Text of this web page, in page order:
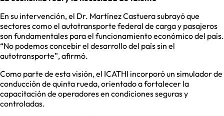
En su intervención, el Dr. Martínez Castuera subrayó que
sectores como el autotransporte federal de carga y pasajeros
son fundamentales para el funcionamiento económico del país.
“No podemos concebir el desarrollo del país sin el
autotransporte”, afirmó.
Como parte de esta visión, el ICATHI incorporó un simulador de
conducción de quinta rueda, orientado a fortalecer la
capacitación de operadores en condiciones seguras y
controladas.